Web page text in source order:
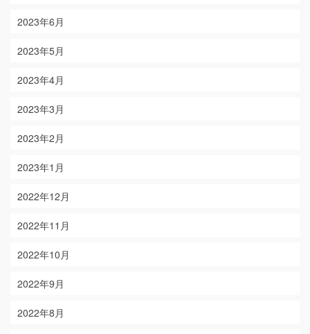
2023年6月
2023年5月
2023年4月
2023年3月
2023年2月
2023年1月
2022年12月
2022年11月
2022年10月
2022年9月
2022年8月